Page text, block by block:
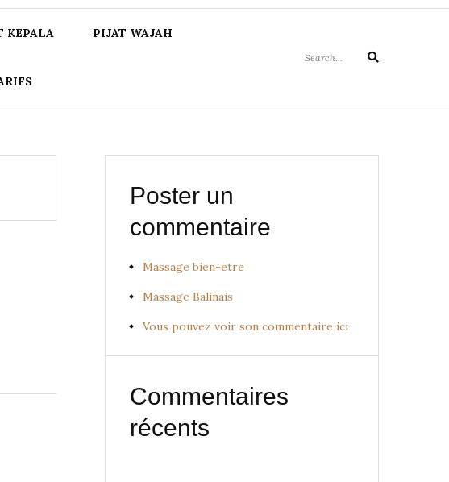
KEPALA PIJAT WAJAH
Search
Poster un
commentaire
Massage bien-etre
Massage Balinais
Vous pouvez voir son commentaire ici
Commentaires
récents